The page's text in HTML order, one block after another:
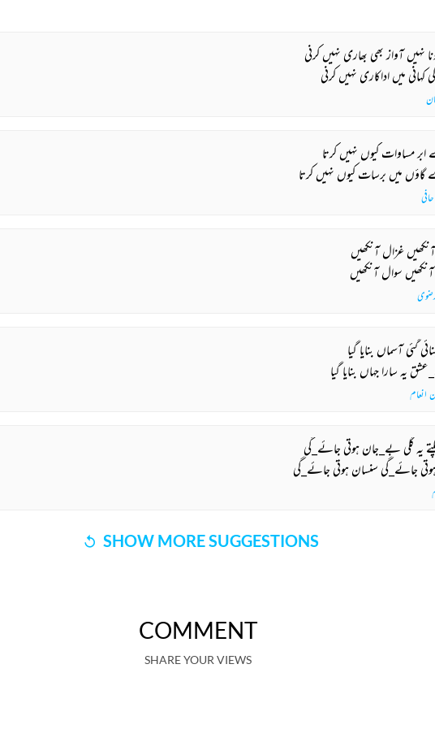
نہیں آواز بھی بھاری نہیں کرنی
کہانی میں اداکاری نہیں کرنی
ابر مساوات کیوں نہیں کرتا
گاؤں میں برسات کیوں نہیں کرتا
غزال آنکھیں
سوال آنکھیں
گئی آسماں بنایا گیا
یہ سارا جہاں بنایا گیا
انعام
یہ گلی بے_جان ہوتی جائے_گی
جائے_گی سنسان ہوتی جائے_گی
SHOW MORE SUGGESTIONS
COMMENT
SHARE YOUR VIEWS